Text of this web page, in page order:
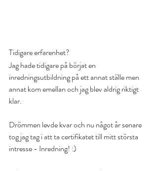
Tidigare erfarenhet?
Jag hade tidigare på börjat en
inredningsutbildning på ett annat ställe men
annat kom emellan och jag blev aldrig riktigt
klar.
Drömmen levde kvar och nu något år senare
tog jag tag i att ta certifikatet till mitt största
intresse - Inredning! :)